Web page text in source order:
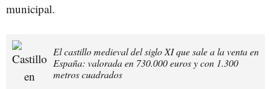
municipal.
El castillo medieval del siglo XI que sale a la venta en
España: valorada en 730.000 euros y con 1.300
metros cuadrados